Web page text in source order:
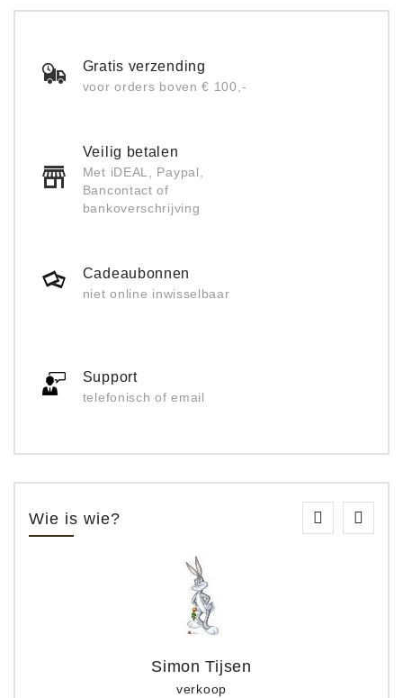
Gratis verzending
voor orders boven € 100,-
Veilig betalen
Met iDEAL, Paypal,
Bancontact of
bankoverschrijving
Cadeaubonnen
niet online inwisselbaar
Support
telefonisch of email
Wie is wie?
Simon Tijsen
verkoop